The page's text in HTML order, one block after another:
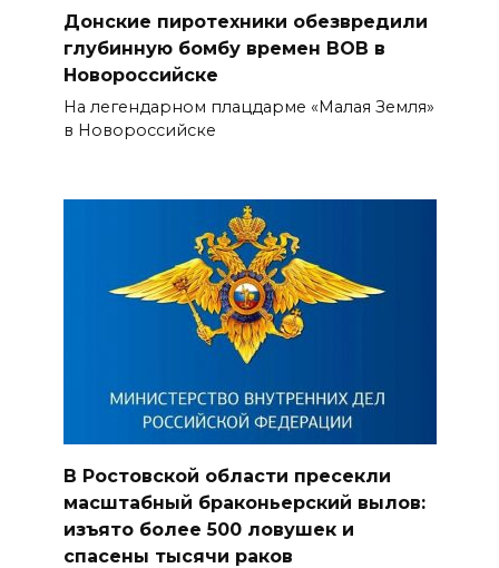
Донские пиротехники обезвредили
глубинную бомбу времен ВОВ в
Новороссийске
На легендарном плацдарме «Малая Земля»
в Новороссийске
В Ростовской области пресекли
масштабный браконьерский вылов:
изъято более 500 ловушек и
спасены тысячи раков